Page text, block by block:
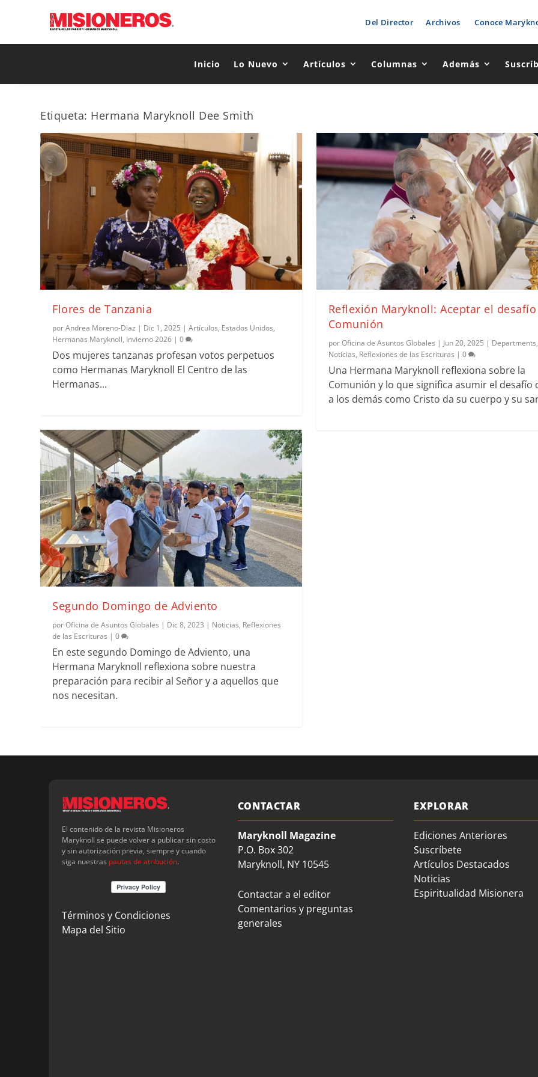
Del Director Archivos Conoce
Inicio Lo Nuevo Artículos Columnas Además
Etiqueta: Hermana Maryknoll Dee Smith
Flores de Tanzania
porAndrea Moreno-Diaz | Dic 1, 2025 |Artículos, Estados Unidos,
Hermanas Maryknoll, Invierno 2026 |0
Dos mujeres tanzanas profesan votos perpetuos
como Hermanas Maryknoll El Centro de las
Hermanas...
Segundo Domingo de Adviento
porOficina de Asuntos Globales | Dic 8, 2023 | Noticias, Reflexiones
de las Escrituras |0
En este segundo Domingo de Adviento, una
Hermana Maryknoll reflexiona sobre nuestra
preparación para recibir al Señor y a aquellos que
nos necesitan.
Reflexión Maryknoll: Aceptar el
Comunión
porOficina de Asuntos Globales | Jun 20, 2025 | Departments,
Noticias, Reflexiones de las Escrituras | 0
Una Hermana Maryknoll reflexiona sobre la
Comunión y lo que significa asumir el desafío
a los demás como Cristo da su cuerpo y su
El contenido de la revista Misioneros
Maryknoll se puede volver a publicar sin costo
y sin autorización previa, siempre y cuando
siga nuestras pautas de atribución.
Términos y Condiciones
Mapa del Sitio
CONTACTAR
Maryknoll Magazine
P.O. Box 302
Maryknoll, NY 10545
Contactar a el editor
Comentarios y preguntas
generales
EXPLORAR
Ediciones Anteriores
Suscríbete
Artículos Destacados
Noticias
Espiritualidad Misionera